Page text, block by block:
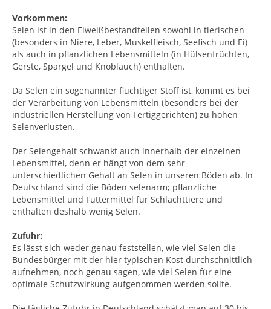
Vorkommen:
Selen ist in den Eiweißbestandteilen sowohl in tierischen
(besonders in Niere, Leber, Muskelfleisch, Seefisch und Ei)
als auch in pflanzlichen Lebensmitteln (in Hülsenfrüchten,
Gerste, Spargel und Knoblauch) enthalten.
Da Selen ein sogenannter flüchtiger Stoff ist, kommt es bei
der Verarbeitung von Lebensmitteln (besonders bei der
industriellen Herstellung von Fertiggerichten) zu hohen
Selenverlusten.
Der Selengehalt schwankt auch innerhalb der einzelnen
Lebensmittel, denn er hängt von dem sehr
unterschiedlichen Gehalt an Selen in unseren Böden ab. In
Deutschland sind die Böden selenarm; pflanzliche
Lebensmittel und Futtermittel für Schlachttiere und
enthalten deshalb wenig Selen.
Zufuhr:
Es lässt sich weder genau feststellen, wie viel Selen die
Bundesbürger mit der hier typischen Kost durchschnittlich
aufnehmen, noch genau sagen, wie viel Selen für eine
optimale Schutzwirkung aufgenommen werden sollte.